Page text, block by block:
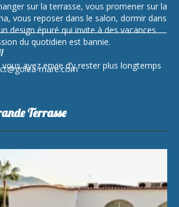
mare.com
sur la terrasse, vous promener sur la
vous reposer dans le salon, dormir dans
design épuré qui invite à des vacances
du quotidien est bannie.
ayez envie d’y rester plus longtemps
Terrasse